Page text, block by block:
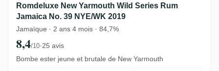
Romdeluxe New Yarmouth Wild Series Rum
Jamaica No. 39 NYE/WK 2019
Jamaïque · 2 ans 4 mois · 84,7%
8,4/10·25 avis
Bombe ester jeune et brutale de New Yarmouth